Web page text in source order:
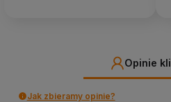
Opinie
Jak zbieramy opinie?